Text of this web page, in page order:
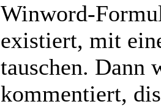
Winword-
existiert, mit
tauschen. Dann
kommentiert,